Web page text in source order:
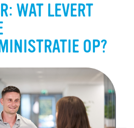
WAT LEVERT
OP?